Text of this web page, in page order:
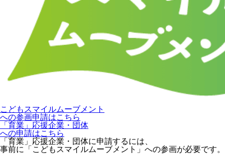
こどもスマイルムーブメント
への参画申請はこちら
「育業」応援企業・団体
への申請はこちら
「育業」応援企業・団体に申請するには、
事前に「こどもスマイルムーブメント」への参画が必要です。